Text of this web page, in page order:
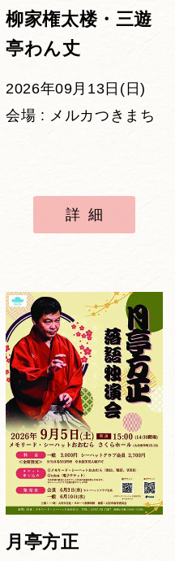
柳家権太楼・三遊
亭わん丈
2026年09月13日(日)
会場 : メルカつきまち
詳細
月亭方正